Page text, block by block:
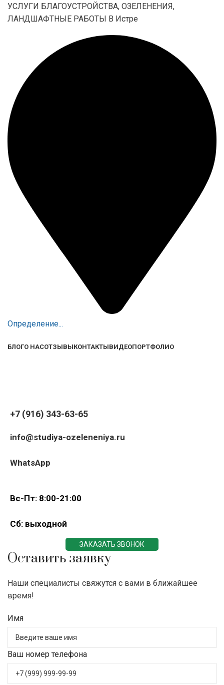
УСЛУГИ БЛАГОУСТРОЙСТВА, ОЗЕЛЕНЕНИЯ,
ЛАНДШАФТНЫЕ РАБОТЫ В Истре
Определение...
БЛОГО НАСОТЗЫВЫКОНТАКТЫВИДЕОПОРТФОЛИО
+7 (916) 343-63-65
info@studiya-ozeleneniya.ru
WhatsApp
Вс-Пт: 8:00-21:00
Сб: выходной
ЗАКАЗАТЬ ЗВОНОК
Оставить заявку
Наши специалисты свяжутся с вами в ближайшее
время!
Имя
Ваш номер телефона